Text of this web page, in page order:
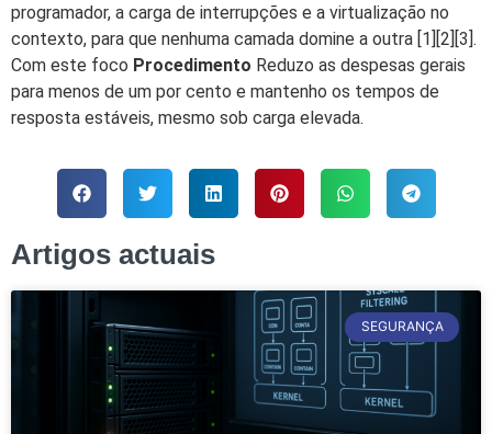
programador, a carga de interrupções e a virtualização no
contexto, para que nenhuma camada domine a outra [1][2][3].
Com este foco Procedimento Reduzo as despesas gerais
para menos de um por cento e mantenho os tempos de
resposta estáveis, mesmo sob carga elevada.
Artigos actuais
SEGURANÇA